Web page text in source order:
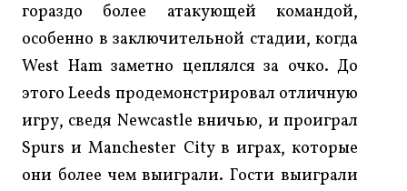
гораздо более атакующей командой,
особенно в заключительной стадии, когда
West Ham заметно цеплялся за очко. До
этого Leeds продемонстрировал отличную
игру, сведя Newcastle вничью, и проиграл
Spurs и Manchester City в играх, которые
они более чем выиграли. Гости выиграли